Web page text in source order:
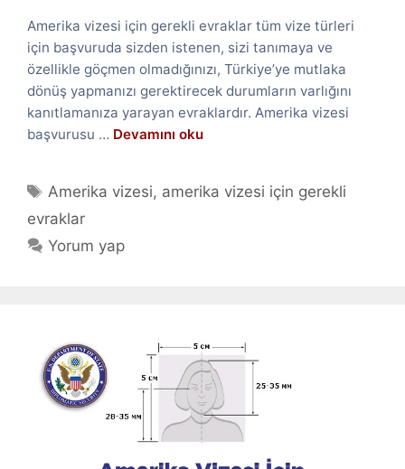
Amerika vizesi için gerekli evraklar tüm vize türleri
için başvuruda sizden istenen, sizi tanımaya ve
özellikle göçmen olmadığınızı, Türkiye’ye mutlaka
dönüş yapmanızı gerektirecek durumların varlığını
kanıtlamanıza yarayan evraklardır. Amerika vizesi
başvurusu … Devamını oku
Etiketler
Amerika vizesi, amerika vizesi için gerekli
evraklar
Yorum yap